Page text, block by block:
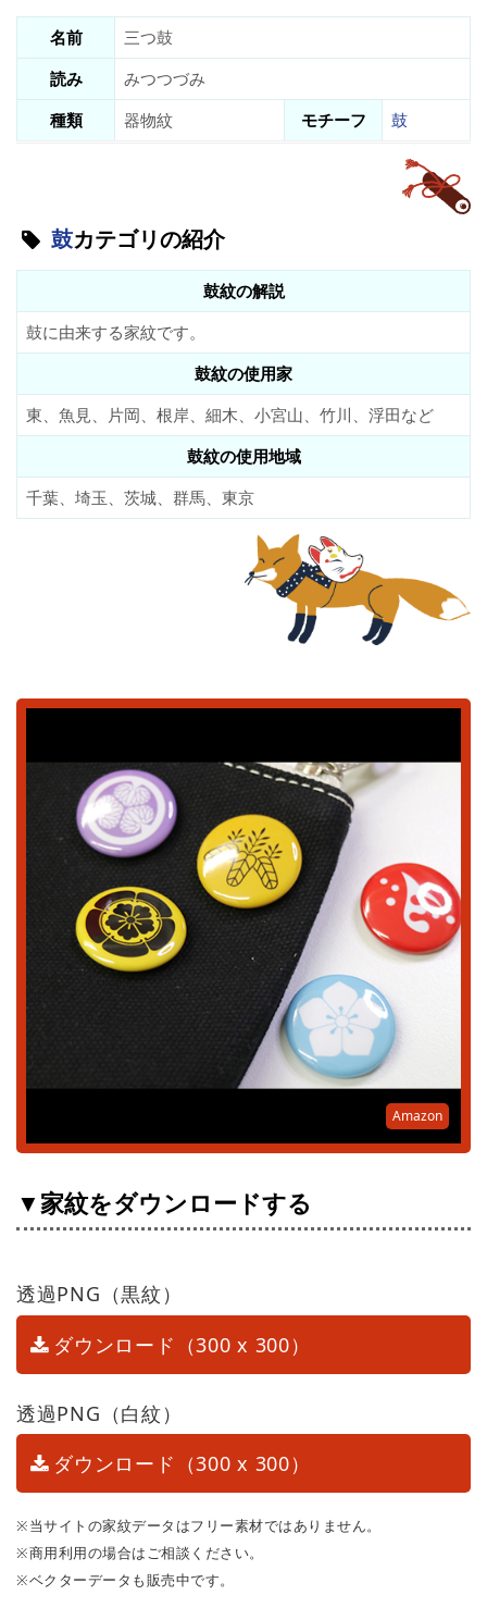
名前
三つ鼓
読み
みつつづみ
種類
器物紋 モチーフ 鼓
鼓カテゴリの紹介
鼓紋の解説
鼓に由来する家紋です。
鼓紋の使用家
東、魚見、片岡、根岸、細木、小宮山、竹川、浮田など
鼓紋の使用地域
千葉、埼玉、茨城、群馬、東京
Amazon
▼家紋をダウンロードする
透過PNG（黒紋）
ダウンロード（300 x 300）
透過PNG（白紋）
ダウンロード（300 x 300）
※当サイトの家紋データはフリー素材ではありません。
※商用利用の場合はご相談ください。
※ベクターデータも販売中です。